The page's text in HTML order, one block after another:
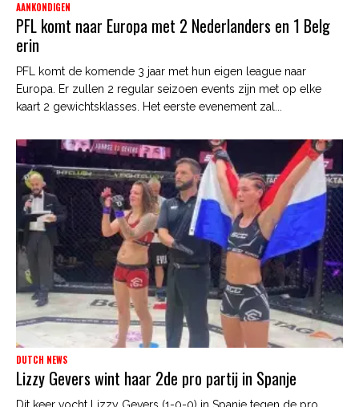
AANKONDIGEN
PFL komt naar Europa met 2 Nederlanders en 1 Belg
erin
PFL komt de komende 3 jaar met hun eigen league naar
Europa. Er zullen 2 regular seizoen events zijn met op elke
kaart 2 gewichtsklasses. Het eerste evenement zal...
DUTCH NEWS
Lizzy Gevers wint haar 2de pro partij in Spanje